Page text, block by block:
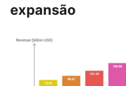
expansão